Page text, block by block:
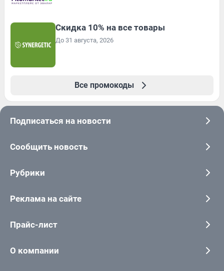
Скидка 10% на все товары
До 31 августа, 2026
Все промокоды
Подписаться на новости
Сообщить новость
Рубрики
Реклама на сайте
Прайс-лист
О компании